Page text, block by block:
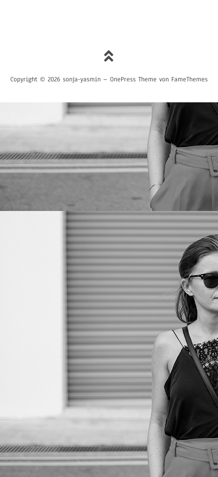
Copyright © 2026 sonja-yasmin – OnePress Theme von FameThemes